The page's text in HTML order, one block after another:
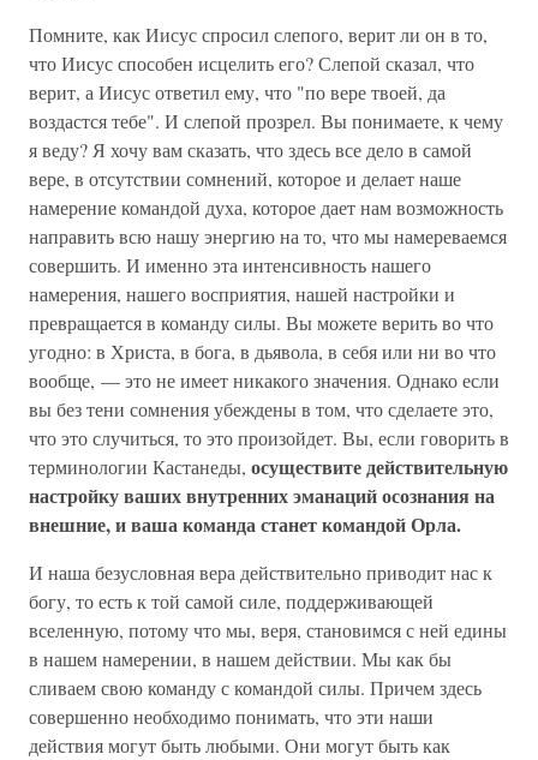
Помните, как Иисус спросил слепого, верит ли он в то,
что Иисус способен исцелить его? Слепой сказал, что
верит, а Иисус ответил ему, что "по вере твоей, да
воздастся тебе". И слепой прозрел. Вы понимаете, к чему
я веду? Я хочу вам сказать, что здесь все дело в самой
вере, в отсутствии сомнений, которое и делает наше
намерение командой духа, которое дает нам возможность
направить всю нашу энергию на то, что мы намереваемся
совершить. И именно эта интенсивность нашего
намерения, нашего восприятия, нашей настройки и
превращается в команду силы. Вы можете верить во что
угодно: в Христа, в бога, в дьявола, в себя или ни во что
вообще, — это не имеет никакого значения. Однако если
вы без тени сомнения убеждены в том, что сделаете это,
что это случиться, то это произойдет. Вы, если говорить в
терминологии Кастанеды, осуществите действительную
настройку ваших внутренних эманаций осознания на
внешние, и ваша команда станет командой Орла.
И наша безусловная вера действительно приводит нас к
богу, то есть к той самой силе, поддерживающей
вселенную, потому что мы, веря, становимся с ней едины
в нашем намерении, в нашем действии. Мы как бы
сливаем свою команду с командой силы. Причем здесь
совершенно необходимо понимать, что эти наши
действия могут быть любыми. Они могут быть как